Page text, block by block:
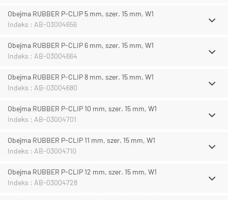
Obejma RUBBER P-CLIP 5 mm, szer. 15 mm, W1
Indeks : AB-03004656
Obejma RUBBER P-CLIP 6 mm, szer. 15 mm, W1
Indeks : AB-03004664
Obejma RUBBER P-CLIP 8 mm, szer. 15 mm, W1
Indeks : AB-03004680
Obejma RUBBER P-CLIP 10 mm, szer. 15 mm, W1
Indeks : AB-03004701
Obejma RUBBER P-CLIP 11 mm, szer. 15 mm, W1
Indeks : AB-03004710
Obejma RUBBER P-CLIP 12 mm, szer. 15 mm, W1
Indeks : AB-03004728